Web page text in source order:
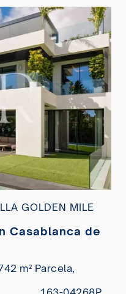
GOLDEN MILE
Casablanca de
m² Parcela,